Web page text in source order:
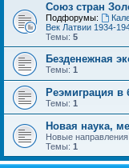
Cоюз стран
Подфорумы:
Век Латвии 1934-
Темы: 5
Безденежная
Темы: 1
Реэмиграция
Темы: 1
Новая наука,
Новые
Темы: 1